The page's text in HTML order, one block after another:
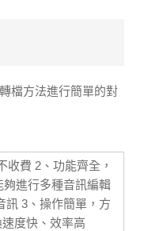
檔方法進行簡單的對
收費 2、功能齊全，
夠進行多種音訊編輯
訊 3、操作簡單，方
度快、效率高